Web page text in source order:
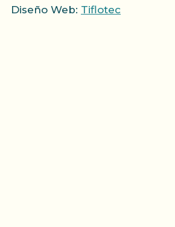
Diseño Web: Tiflotec